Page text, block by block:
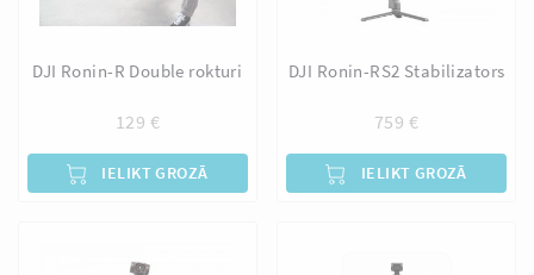
DJI Ronin-R Double rokturi
129 €
IELIKT GROZĀ
DJI Ronin-RS2 Stabilizators
759 €
IELIKT GROZĀ